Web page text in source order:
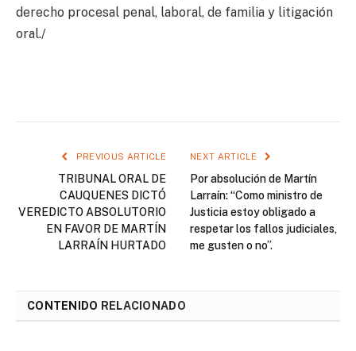
derecho procesal penal, laboral, de familia y litigación
oral./
PREVIOUS ARTICLE
TRIBUNAL ORAL DE
CAUQUENES DICTÓ
VEREDICTO ABSOLUTORIO
EN FAVOR DE MARTÍN
LARRAÍN HURTADO
NEXT ARTICLE
Por absolución de Martín
Larraín: “Como ministro de
Justicia estoy obligado a
respetar los fallos judiciales,
me gusten o no”.
CONTENIDO RELACIONADO